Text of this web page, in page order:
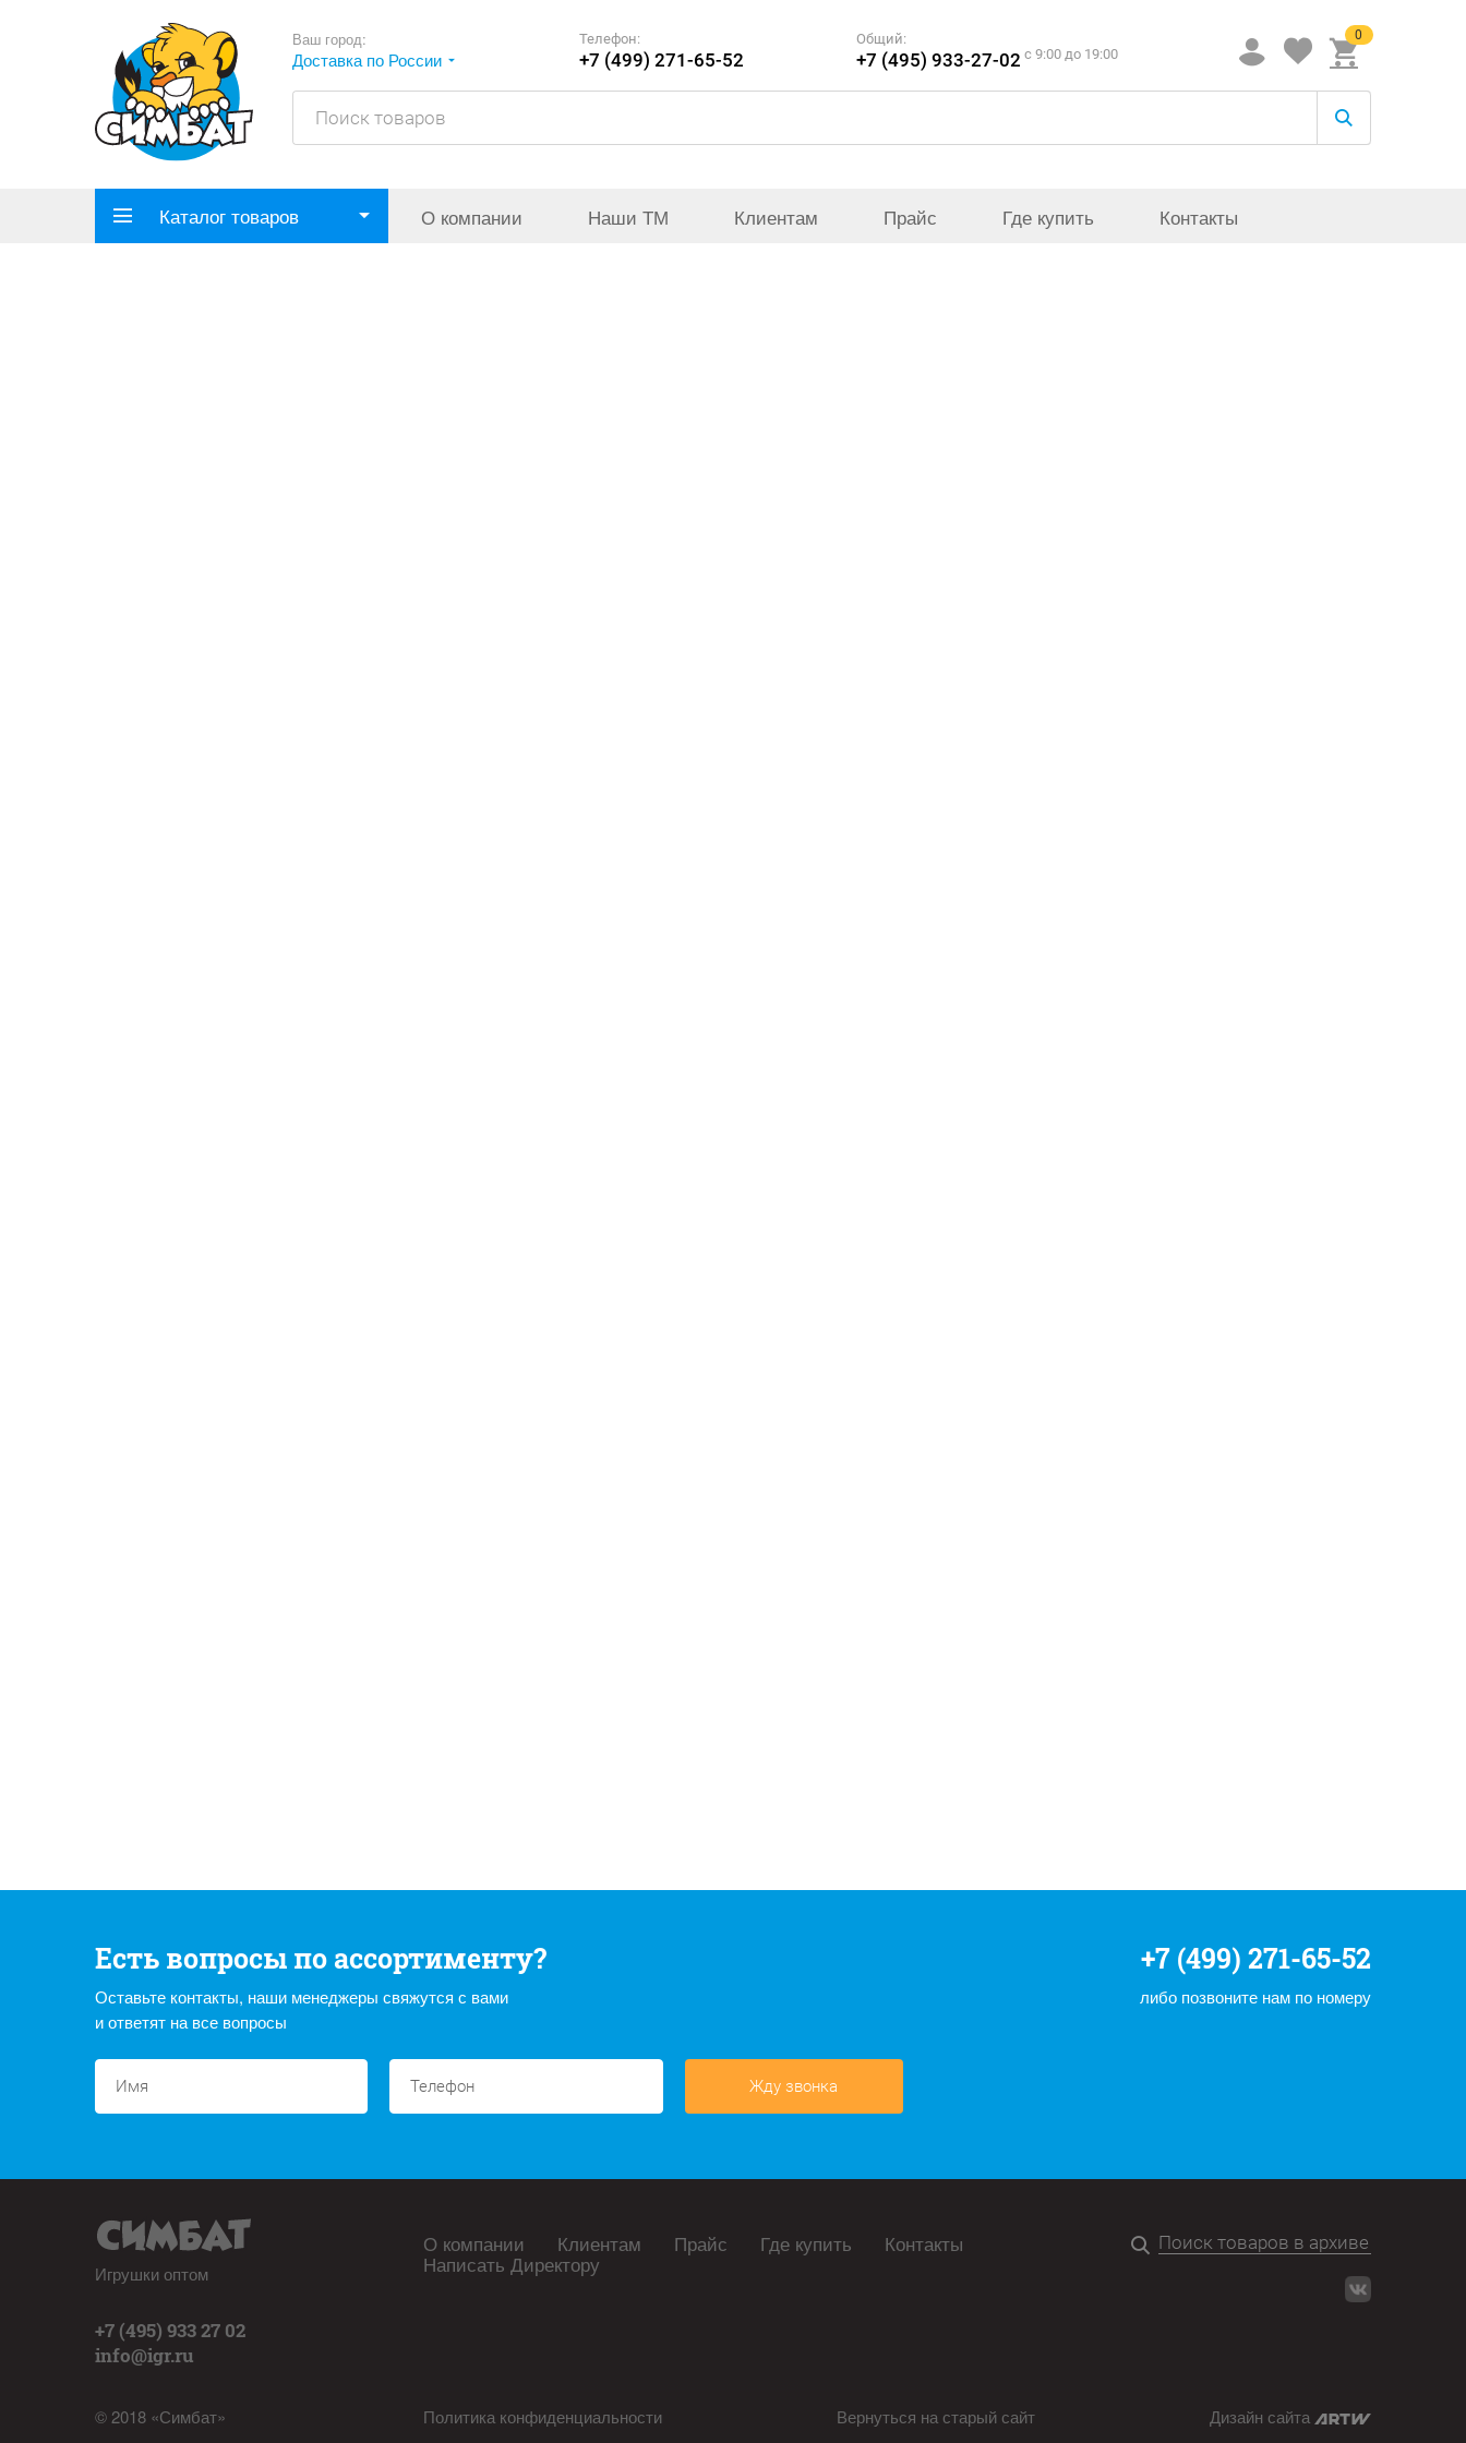
Ваш город:
Доставка по России
Телефон:
+7 (499) 271-65-52
Общий:
+7 (495) 933-27-02 c 9:00 до 19:00
0
Каталог товаров О компании Наши ТМ Клиентам Прайс Где купить Контакты
Есть вопросы по ассортименту?
Оставьте контакты, наши менеджеры свяжутся с вами
и ответят на все вопросы
+7 (499) 271-65-52
либо позвоните нам по номеру
Жду звонка
Игрушки оптом
+7 (495) 933 27 02
info@igr.ru
© 2018 «Симбат»
О компании Клиентам Прайс Где купить Контакты
Написать Директору
Политика конфиденциальности Вернуться на старый сайт Дизайн сайта